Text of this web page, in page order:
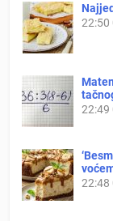
22:50
22:49
22:48